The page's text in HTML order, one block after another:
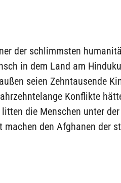
der schlimmsten
in dem Land am
seien Zehntausende
Konflikte
die Menschen unter der
machen den Afghanen der